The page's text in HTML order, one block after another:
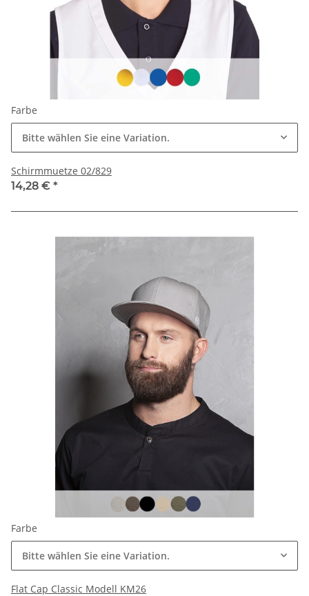
Farbe
Bitte wählen Sie eine Variation.
Schirmmuetze 02/829
14,28 € *
Farbe
Bitte wählen Sie eine Variation.
Flat Cap Classic Modell KM26